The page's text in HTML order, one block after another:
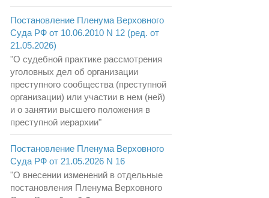
Постановление Пленума Верховного
Суда РФ от 10.06.2010 N 12 (ред. от
21.05.2026)
"О судебной практике рассмотрения
уголовных дел об организации
преступного сообщества (преступной
организации) или участии в нем (ней)
и о занятии высшего положения в
преступной иерархии"
Постановление Пленума Верховного
Суда РФ от 21.05.2026 N 16
"О внесении изменений в отдельные
постановления Пленума Верховного